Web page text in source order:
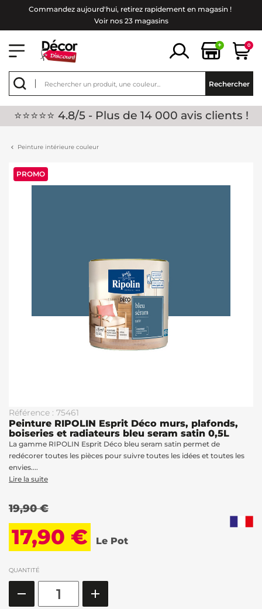
Commandez aujourd'hui, retirez rapidement en magasin !
Voir nos 23 magasins
+ 0
Rechercher
⭐⭐⭐⭐⭐ 4.8/5 - Plus de 14 000 avis clients !
Peinture intérieure couleur
PROMO
Référence : 75461
Peinture RIPOLIN Esprit Déco murs, plafonds,
boiseries et radiateurs bleu seram satin 0,5L
La gamme RIPOLIN Esprit Déco bleu seram satin permet de
redécorer toutes les pièces pour suivre toutes les idées et toutes les
envies....
Lire la suite
19,90 €
17,90 € Le Pot
QUANTITÉ